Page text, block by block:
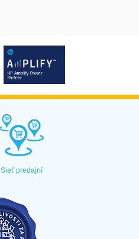
Sieť predajní